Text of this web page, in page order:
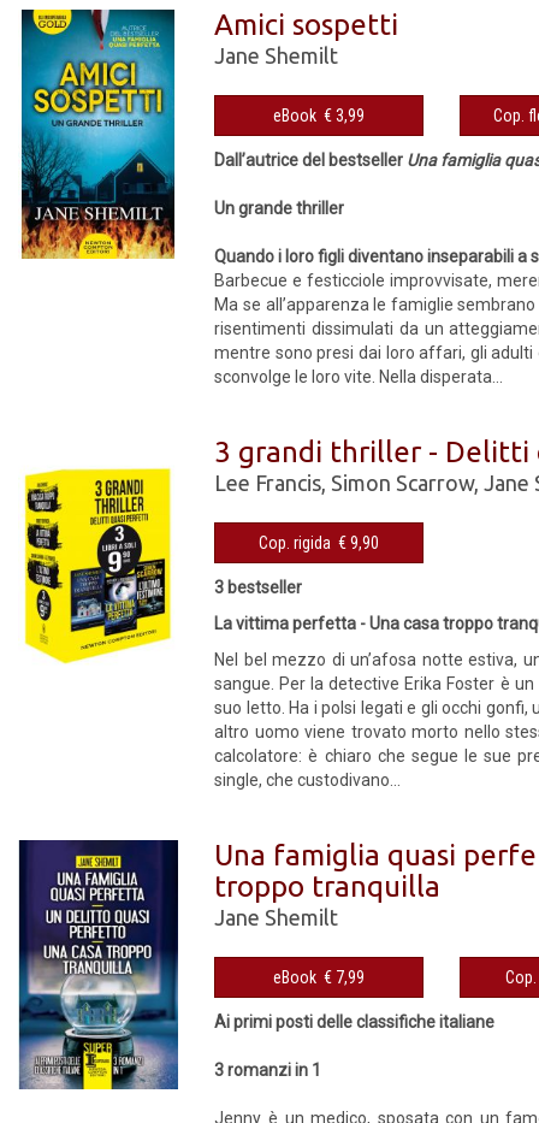
Amici sospetti
Jane Shemilt
eBook € 3,99
Dall’autrice del bestseller Una famiglia
Un grande thriller
Quando i loro figli diventano inseparabili
Barbecue e festicciole improvvisate,
Ma se all’apparenza le famiglie
risentimenti dissimulati da un
mentre sono presi dai loro affari, gli
sconvolge le loro vite. Nella disperata...
3 grandi thriller -
Lee Francis Simon Scarrow, Jane
Cop. rigida € 9,90
3 bestseller
La vittima perfetta - Una casa troppo
Nel bel mezzo di un’afosa notte estiva,
sangue. Per la detective Erika Foster è
suo letto. Ha i polsi legati e gli occhi
altro uomo viene trovato morto nello
calcolatore: è chiaro che segue le sue
single, che custodivano...
Una famiglia quasi
troppo tranquilla
Jane Shemilt
eBook € 7,99
Ai primi posti delle classifiche italiane
3 romanzi in 1
Jenny è un medico, sposata con un